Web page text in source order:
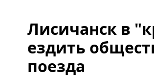
Лисичанск в
ездить
поезда